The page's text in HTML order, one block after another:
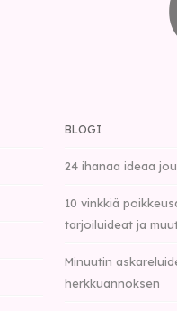
BLOGI
24 ihanaa ideaa
10 vinkkiä
tarjoiluideat ja
Minuutin
herkkuannoksen